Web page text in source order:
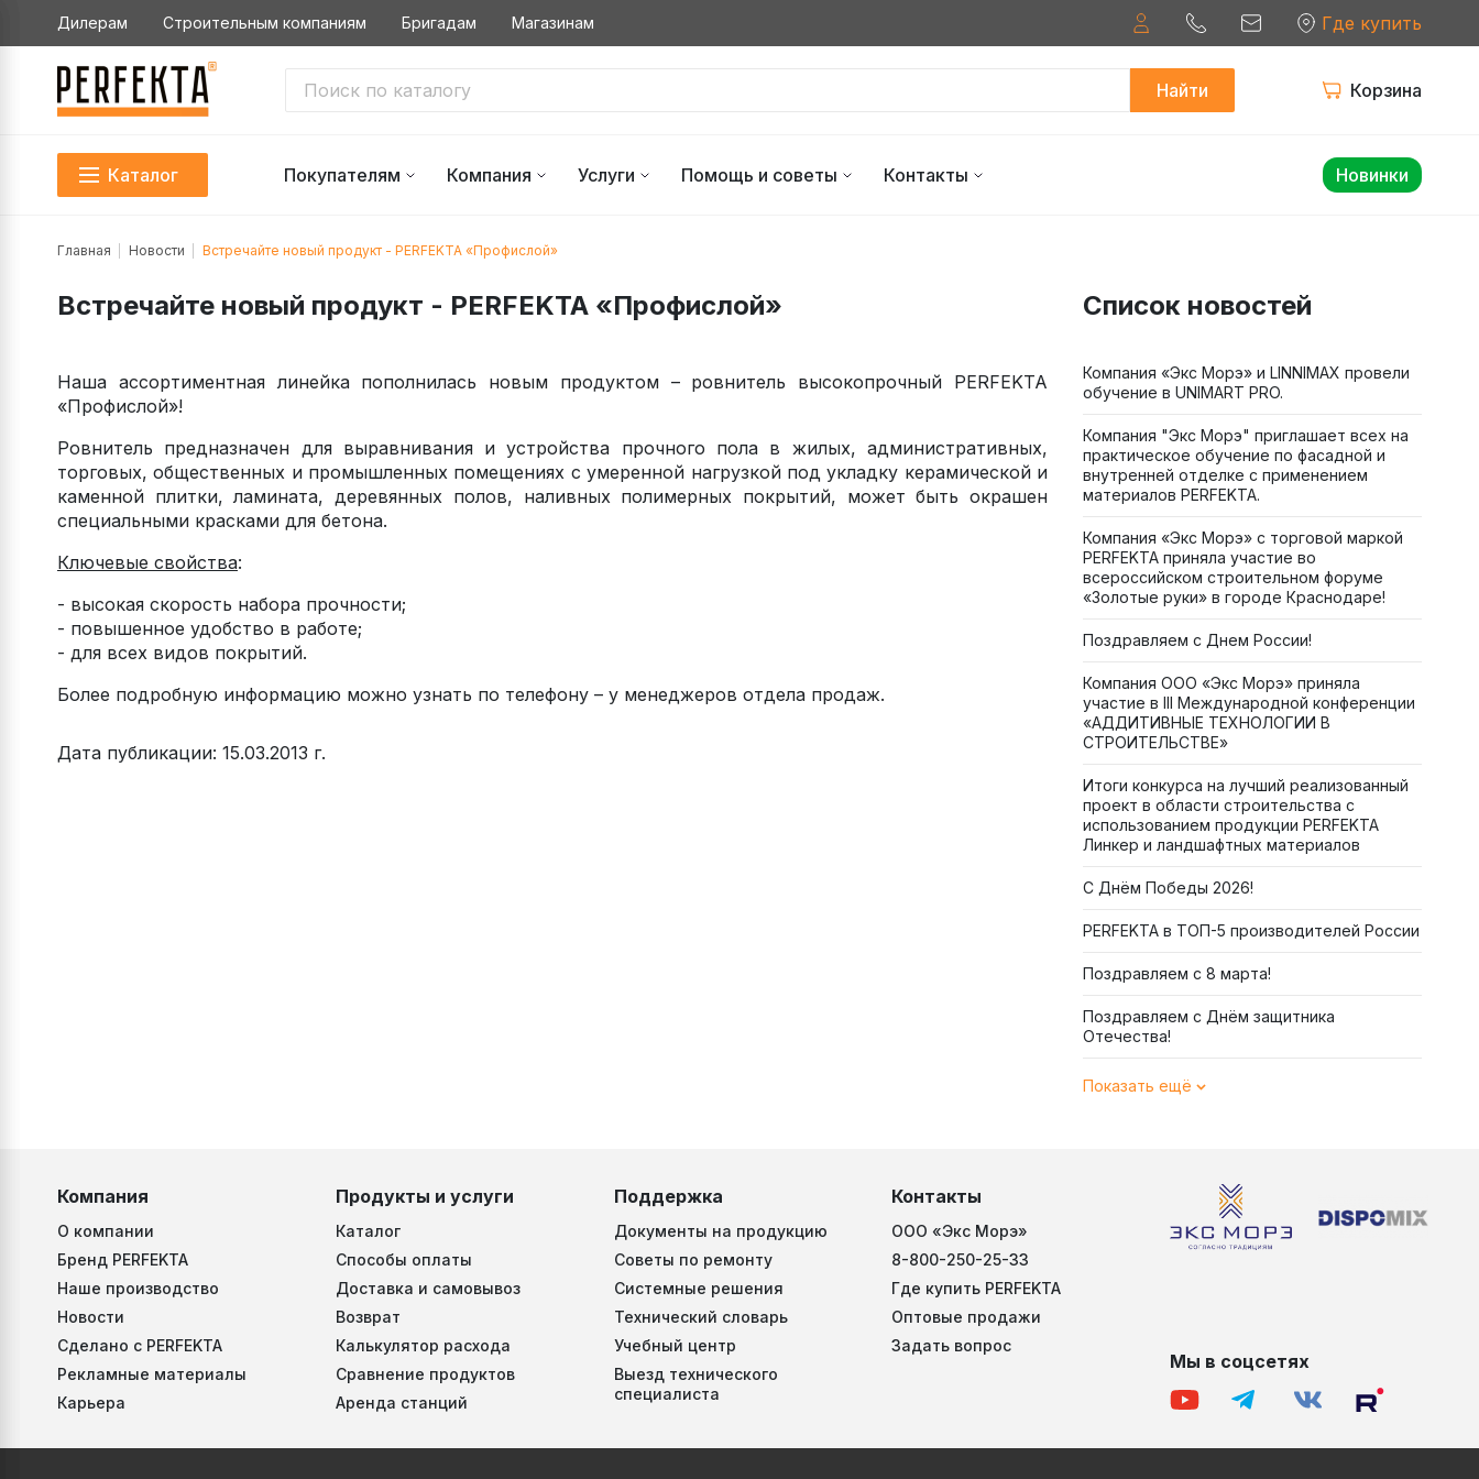
Дилерам Строительным компаниям Бригадам Магазинам Где купить
Найти Корзина
Каталог Покупателям Компания Услуги Помощь и советы Контакты Новинки
Главная Новости Встречайте новый продукт - PERFEKTA «Профислой»
Встречайте новый продукт - PERFEKTA «Профислой»
Наша ассортиментная линейка пополнилась новым продуктом – ровнитель высокопрочный PERFEKTA
«Профислой»!
Ровнитель предназначен для выравнивания и устройства прочного пола в жилых, административных,
торговых, общественных и промышленных помещениях с умеренной нагрузкой под укладку керамической и
каменной плитки, ламината, деревянных полов, наливных полимерных покрытий, может быть окрашен
специальными красками для бетона.
Ключевые свойства:
- высокая скорость набора прочности;
- повышенное удобство в работе;
- для всех видов покрытий.
Более подробную информацию можно узнать по телефону – у менеджеров отдела продаж.
Дата публикации: 15.03.2013 г.
Список новостей
Компания «Экс Морэ» и LINNIMAX провели
обучение в UNIMART PRO.
Компания "Экс Морэ" приглашает всех на
практическое обучение по фасадной и
внутренней отделке с применением
материалов PERFEKTA.
Компания «Экс Морэ» с торговой маркой
PERFEKTA приняла участие во
всероссийском строительном форуме
«Золотые руки» в городе Краснодаре!
Поздравляем с Днем России!
Компания ООО «Экс Морэ» приняла
участие в III Международной конференции
«АДДИТИВНЫЕ ТЕХНОЛОГИИ В
СТРОИТЕЛЬСТВЕ»
Итоги конкурса на лучший реализованный
проект в области строительства с
использованием продукции PERFEKTA
Линкер и ландшафтных материалов
С Днём Победы 2026!
PERFEKTA в ТОП-5 производителей России
Поздравляем с 8 марта!
Поздравляем с Днём защитника
Отечества!
Показать ещё
Компания
О компании
Бренд PERFEKTA
Наше производство
Новости
Сделано с PERFEKTA
Рекламные материалы
Карьера
Продукты и услуги
Каталог
Способы оплаты
Доставка и самовывоз
Возврат
Калькулятор расхода
Сравнение продуктов
Аренда станций
Поддержка
Документы на продукцию
Советы по ремонту
Системные решения
Технический словарь
Учебный центр
Выезд технического
специалиста
Контакты
ООО «Экс Морэ»
8-800-250-25-33
Где купить PERFEKTA
Оптовые продажи
Задать вопрос
Мы в соцсетях